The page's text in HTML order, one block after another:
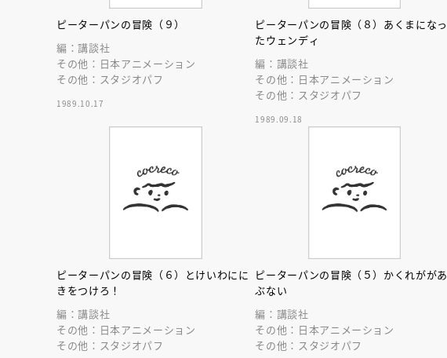
ピーターパンの冒険（９）
編：講談社
その他：日本アニメーション
その他：スタジオパフ
1989.10.17
ピーターパンの冒険（８）あくまになっ
たウェンディ
編：講談社
その他：日本アニメーション
その他：スタジオパフ
1989.09.18
ピーターパンの冒険（６）とけいわにに
きをつけろ！
編：講談社
その他：日本アニメーション
その他：スタジオパフ
ピーターパンの冒険（５）かくれががあ
ぶない
編：講談社
その他：日本アニメーション
その他：スタジオパフ